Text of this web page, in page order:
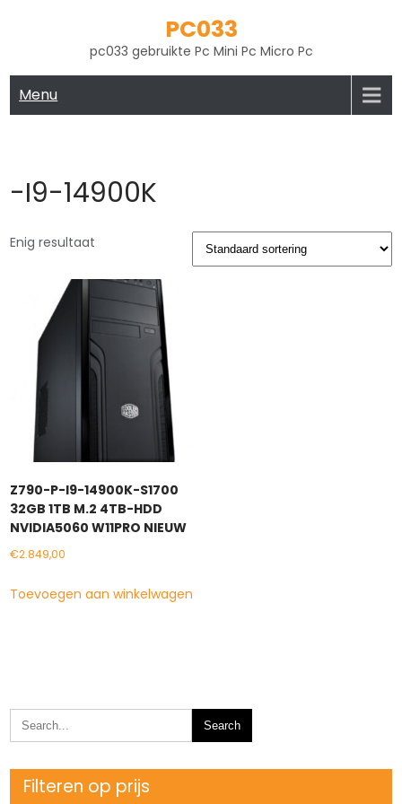
PC033
pc033 gebruikte Pc Mini Pc Micro Pc
Menu
-I9-14900K
Enig resultaat
Z790-P-I9-14900K-S1700
32GB 1TB M.2 4TB-HDD
NVIDIA5060 W11PRO NIEUW
€2.849,00
Toevoegen aan winkelwagen
Filteren op prijs